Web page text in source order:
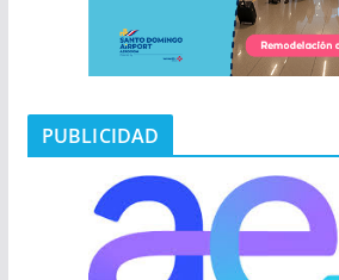
PUBLICIDAD